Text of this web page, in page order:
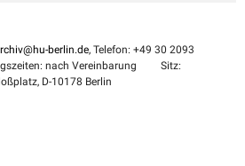
berlin.de, Telefon: +49 30 2093
nach Vereinbarung
Sitz:
D-10178 Berlin